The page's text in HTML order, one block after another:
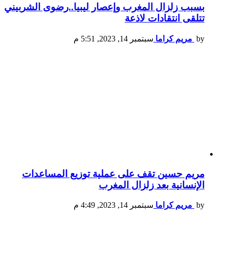
بسبب زلزال المغرب وإعصار ليبيا..رضوى الشربيني
تتلقى انتقادات لاذعة
by مريم كراما سبتمبر 14, 2023, 5:51 م
مريم حسين تقف على عملية توزيع المساعدات
الإنسانية بعد زلزال المغرب
by مريم كراما سبتمبر 14, 2023, 4:49 م